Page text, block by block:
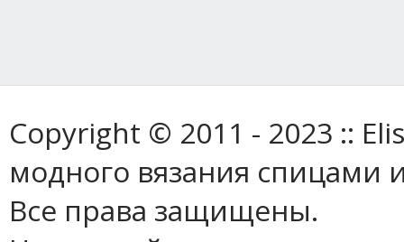
Copyright © 2011 - 2023 ::
модного вязания спицами
Все права защищены.